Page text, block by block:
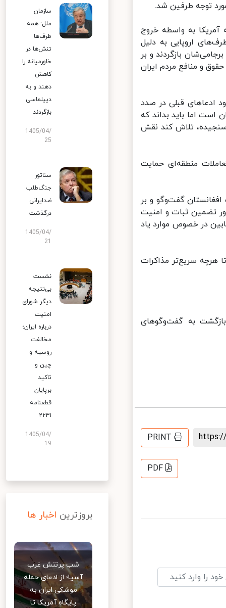
توجه طرفین شد.
به واسطه خروج
اروپایی به دلیل
بازگردند و بر
و منافع مردم ایران
ادعاهای قبلی در صدد
است اما باید بداند که
تلاش کند نقش
منطقه‌ای حمایت
گفت‌وگو و بر
تضمین ثبات و امنیت
در خصوص موارد یاد
هرچه سریع‌تر مذاکرات
به گفت‌وگوهای
PRINT
PDF
سازمان
ملل: همه
طرف‌ها
تنش‌ها در
خاورمیانه را
کاهش
دهند و به
دیپلماسی
بازگردند
1405/04/
25
سناتور
جنگ‌طلب
ضدایرانی
درگذشت
1405/04/
نشست
بی‌نتیجه
دیگر شورای
امنیت
درباره ایران؛
مخالفت
روسیه و
چین و
تاکید
برپایان
قطعنامه
۲۲۳۱
1405/04/
19
بروزترین اخبار ها
شب پرتنش غرب
آسیا؛ از ادعای حمله
موشکی ایران به
پایگاه آمریکا تا